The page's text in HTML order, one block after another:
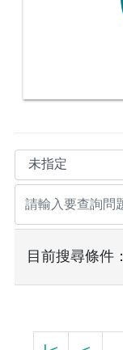
目前搜尋條件：